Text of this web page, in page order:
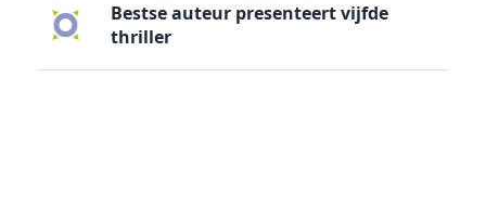
Bestse auteur presenteert vijfde
thriller